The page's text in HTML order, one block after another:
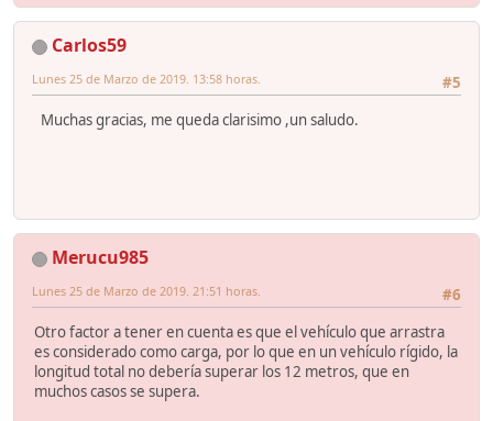
Carlos59
#5
Lunes 25 de Marzo de 2019. 13:58 horas.
Muchas gracias, me queda clarisimo ,un saludo.
Merucu985
#6
Lunes 25 de Marzo de 2019. 21:51 horas.
Otro factor a tener en cuenta es que el vehículo que arrastra
es considerado como carga, por lo que en un vehículo rígido, la
longitud total no debería superar los 12 metros, que en
muchos casos se supera.